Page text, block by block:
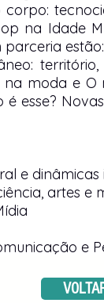
corpo:
na Idade
na moda e
esse?
e dinâmicas
artes e
e